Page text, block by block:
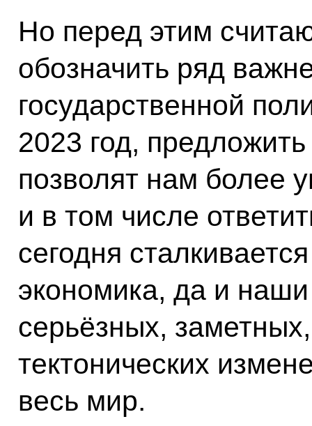
Но перед этим
обозначить ряд
государственной
2023 год,
позволят нам более
и в том числе
сегодня
экономика, да и
серьёзных,
тектонических
весь мир.